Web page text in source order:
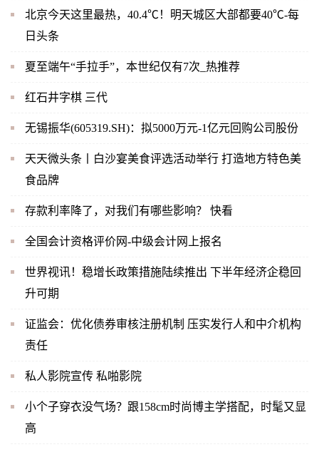
北京今天这里最热，40.4℃！明天城区大部都要40℃-每
日头条
夏至端午“手拉手”，本世纪仅有7次_热推荐
红石井字棋 三代
无锡振华(605319.SH)：拟5000万元-1亿元回购公司股份
天天微头条丨白沙宴美食评选活动举行 打造地方特色美
食品牌
存款利率降了，对我们有哪些影响？ 快看
全国会计资格评价网-中级会计网上报名
世界视讯！稳增长政策措施陆续推出 下半年经济企稳回
升可期
证监会：优化债券审核注册机制 压实发行人和中介机构
责任
私人影院宣传 私啪影院
小个子穿衣没气场？跟158cm时尚博主学搭配，时髦又显
高